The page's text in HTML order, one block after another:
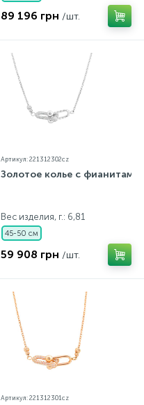
89 196 грн /шт.
Артикул: 221312302cz
Золотое колье с фианитами
Вес изделия, г.: 6,81
45-50 см
59 908 грн /шт.
Артикул: 221312301cz